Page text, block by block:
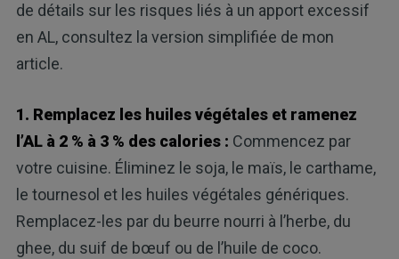
de détails sur les risques liés à un apport excessif
en AL, consultez la version simplifiée de mon
article.
1. Remplacez les huiles végétales et ramenez
l’AL à 2 % à 3 % des calories : Commencez par
votre cuisine. Éliminez le soja, le maïs, le carthame,
le tournesol et les huiles végétales génériques.
Remplacez-les par du beurre nourri à l’herbe, du
ghee, du suif de bœuf ou de l’huile de coco.